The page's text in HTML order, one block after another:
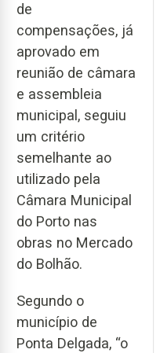
de
compensações, já
aprovado em
reunião de câmara
e assembleia
municipal, seguiu
um critério
semelhante ao
utilizado pela
Câmara Municipal
do Porto nas
obras no Mercado
do Bolhão.
Segundo o
município de
Ponta Delgada, “o